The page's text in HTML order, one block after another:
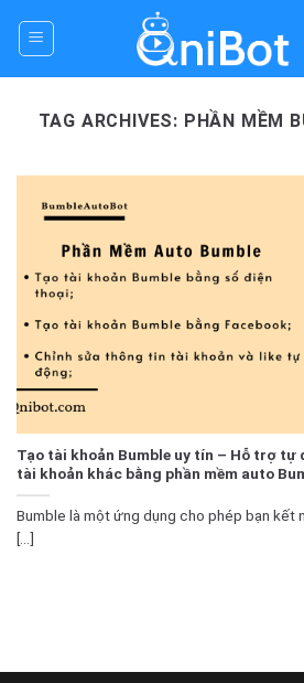
TAG ARCHIVES: PHẦN MỀM
Tạo tài khoản Bumble uy tín – Hỗ trợ
tài khoản khác bằng phần mềm auto
Bumble là một ứng dụng cho phép bạn kết
[...]